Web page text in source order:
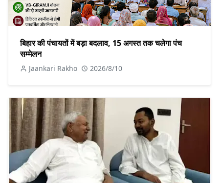
बिहार की पंचायतों में बड़ा बदलाव, 15 अगस्त तक चलेगा पंच
सम्मेलन
Jaankari Rakho 2026/8/10